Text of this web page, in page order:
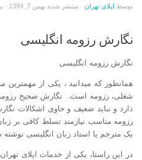
توسط اپلای تهران · منتشر شده بهمن 7, 1394 ·
نگارش رزومه انگلیسی
نگارش رزومه انگلیسی
همانطور که میدانید ، یکی از
شغلی، رزومه است. نگارش صحیح رزومه
دارد و نباید ضعیف و حاوی اشکالات
رزومه مناسب نیازمند تسلط کافی بر
یک مترجم یا استاد زبان انگلیسی
در این راستا، یکی از خدمات اپلای